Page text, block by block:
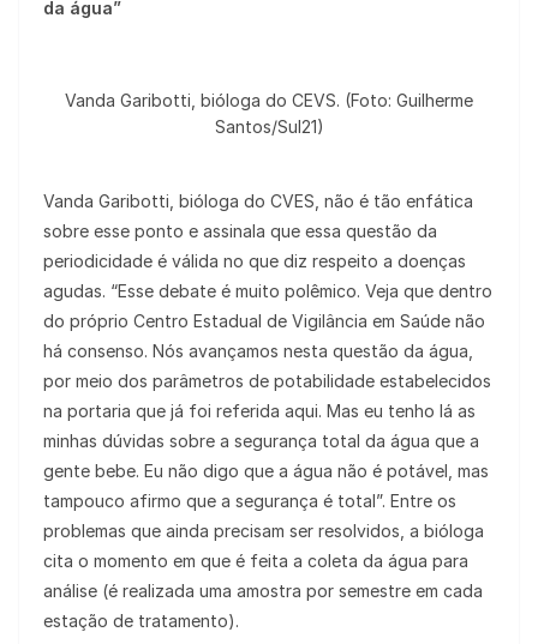
da água”
Vanda Garibotti, bióloga do CEVS. (Foto: Guilherme
Santos/Sul21)
Vanda Garibotti, bióloga do CVES, não é tão enfática
sobre esse ponto e assinala que essa questão da
periodicidade é válida no que diz respeito a doenças
agudas. “Esse debate é muito polêmico. Veja que dentro
do próprio Centro Estadual de Vigilância em Saúde não
há consenso. Nós avançamos nesta questão da água,
por meio dos parâmetros de potabilidade estabelecidos
na portaria que já foi referida aqui. Mas eu tenho lá as
minhas dúvidas sobre a segurança total da água que a
gente bebe. Eu não digo que a água não é potável, mas
tampouco afirmo que a segurança é total”. Entre os
problemas que ainda precisam ser resolvidos, a bióloga
cita o momento em que é feita a coleta da água para
análise (é realizada uma amostra por semestre em cada
estação de tratamento).